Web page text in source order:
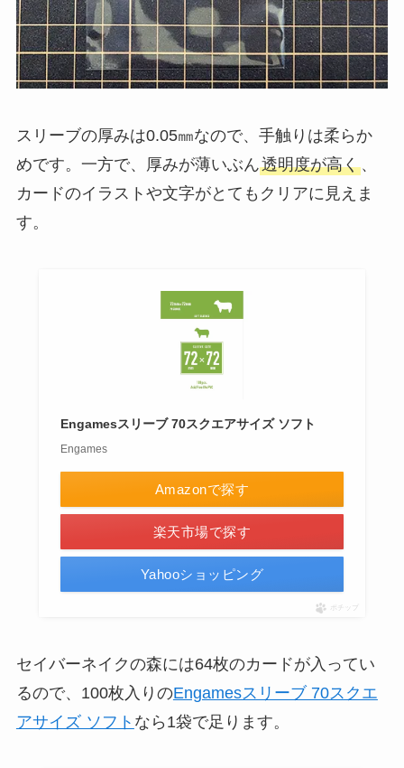
スリーブの厚みは0.05㎜なので、手触りは柔らか
めです。一方で、厚みが薄いぶん透明度が高く、
カードのイラストや文字がとてもクリアに見えま
す。
Engamesスリーブ 70スクエアサイズ ソフト
Engames
Amazonで探す
楽天市場で探す
Yahooショッピング
ポチップ
セイバーネイクの森には64枚のカードが入ってい
るので、100枚入りのEngamesスリーブ 70スクエ
アサイズ ソフト なら1袋で足ります。